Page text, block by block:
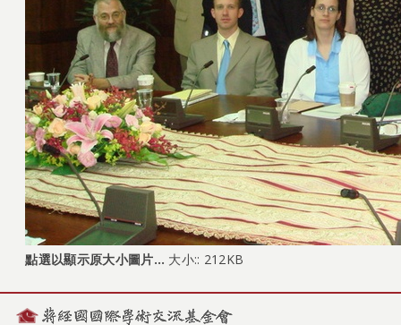
點選以顯示原大小圖片… 大小:: 212KB